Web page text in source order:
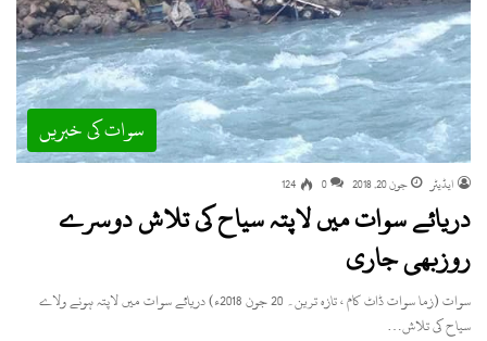
سوات کی خبریں
ایڈیٹر جون 20, 2018 0
124
دریائے سوات میں لاپتہ سیاح کی تلاش دوسرے
روزبھی جاری
سوات (زما سوات ڈاٹ کام ، تازہ ترین۔ 20 جون 2018ء) دریائے سوات میں لاپتہ ہونے ولاے
سیاح کی تلاش…